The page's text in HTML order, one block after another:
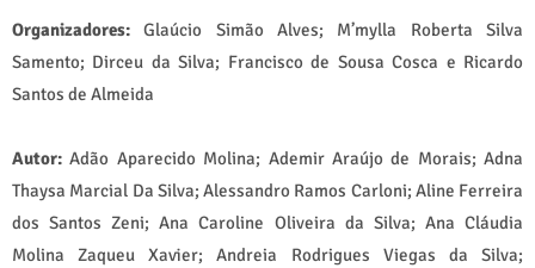
Organizadores: Glaúcio Simão Alves; M’mylla Roberta Silva
Samento; Dirceu da Silva; Francisco de Sousa Cosca e Ricardo
Santos de Almeida
Autor:Adão Aparecido Molina; Ademir Araújo de Morais; Adna
Thaysa Marcial Da Silva; Alessandro Ramos Carloni; Aline Ferreira
dos Santos Zeni; Ana Caroline Oliveira da Silva; Ana Cláudia
Molina Zaqueu Xavier; Andreia Rodrigues Viegas da Silva;